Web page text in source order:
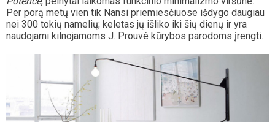
Per porą metų vien tik Nansi priemiesčiuose išdygo daugiau
nei 300 tokių namelių; keletas jų išliko iki šių dienų ir yra
naudojami kilnojamoms J. Prouvé kūrybos parodoms įrengti.